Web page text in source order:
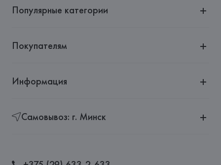
Популярные категории
Покупателям
Информация
Самовывоз: г. Минск